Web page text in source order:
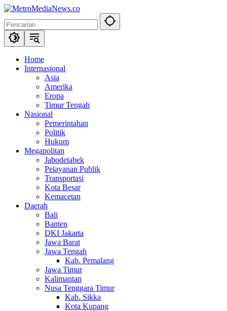
Langsung
konten
Home
Internasional
Asia
Amerika
Eropa
Timur Tengah
Nasional
Pemerintahan
Politik
Hukum
Megapolitan
Jabodetabek
Pelayanan Publik
Transportasi
Kota Besar
Kemacetan
Daerah
Bali
Banten
DKI Jakarta
Jawa Barat
Jawa Tengah
Kab. Pemalang
Jawa Timur
Kalimantan
Nusa Tenggara Timur
Kab. Sikka
Kota Kupang